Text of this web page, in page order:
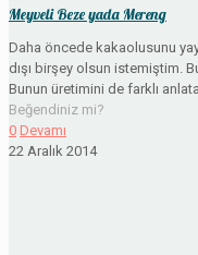
Meyveli Beze yada Mereng
Daha öncede kakaolusunu
dışı birşey olsun istemiştim.
Bunun üretimini de farklı
Beğendiniz mi?
0 Devamı
22 Aralık 2014